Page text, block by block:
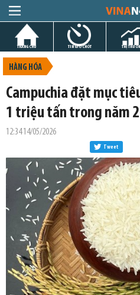
TRANG CHỦ TIN GIỜ CHÓT THỊ
HÀNG HÓA
Campuchia đặt mục
1 triệu tấn trong năm
12:34 14/05/2026
Tweet